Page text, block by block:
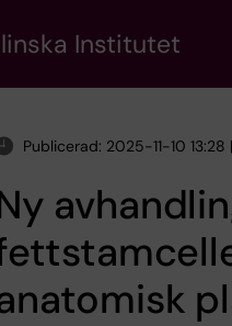
Institutet
Publicerad: 2025-11-10